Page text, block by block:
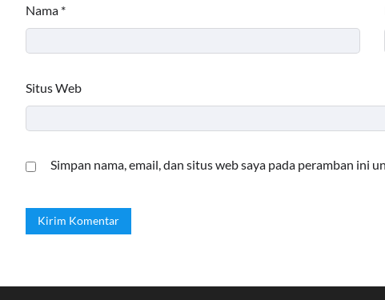
Nama *
Situs Web
Simpan nama, email, dan situs web saya pada peramban ini